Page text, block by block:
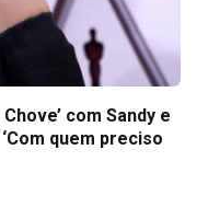
com Sandy e
quem preciso